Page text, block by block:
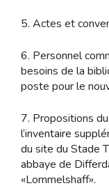
5. Actes et
6. Personnel
besoins de la
poste pour le
7. Propositions
l’inventaire
du site du Stade
abbaye de
«Lommelshaff».